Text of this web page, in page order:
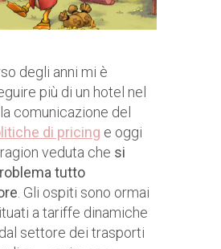
degli anni mi è
più di un hotel nel
comunicazione del
di pricing e oggi
veduta che si
tutto
. Gli ospiti sono ormai
a tariffe dinamiche
settore dei trasporti